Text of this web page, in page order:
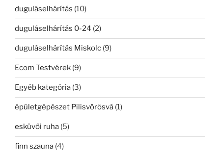
duguláselhárítás (10)
duguláselhárítás 0-24 (2)
duguláselhárítás Miskolc (9)
Ecom Testvérek (9)
Egyéb kategória (3)
épületgépészet Pilisvörösvá (1)
esküvői ruha (5)
finn szauna (4)